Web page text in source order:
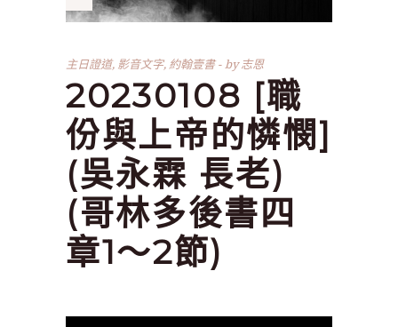
主日證道, 影音文字, 約翰壹書 by志恩
20230108 [職
份與上帝的憐憫]
(吳永霖 長老)
(哥林多後書四
章1～2節)